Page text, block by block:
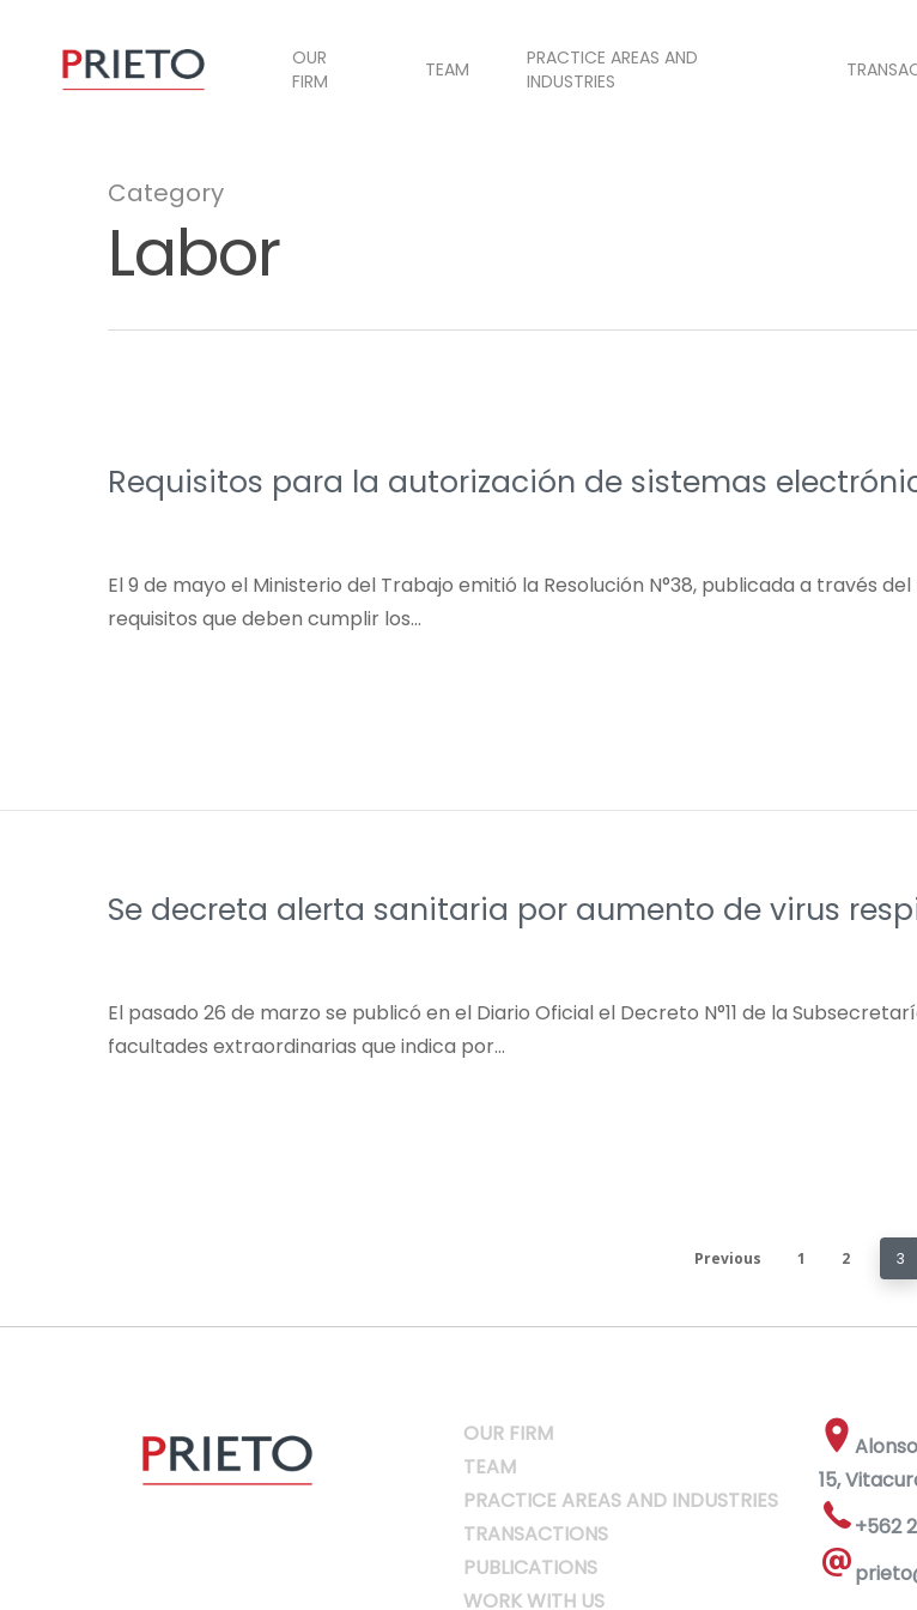
OUR
FIRM
TEAM
PRACTICE AREAS AND
INDUSTRIES
Category
Labor
Requisitos para la autorización de sistemas
El 9 de mayo el Ministerio del Trabajo emitió la Resolución N°38, publicada a través
requisitos que deben cumplir los…
Se decreta alerta sanitaria por aumento de virus
El pasado 26 de marzo se publicó en el Diario Oficial el Decreto N°11 de la
facultades extraordinarias que indica por…
Previous 1 2 3
OUR FIRM
TEAM
PRACTICE AREAS AND INDUSTRIES
TRANSACTIONS
PUBLICATIONS
WORK WITH US
15,
+562